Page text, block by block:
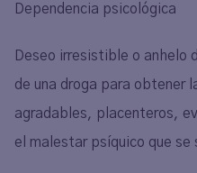
Dependencia psicológica
Deseo irresistible o anhelo
de una droga para obtener
agradables, placenteros,
el malestar psíquico que se